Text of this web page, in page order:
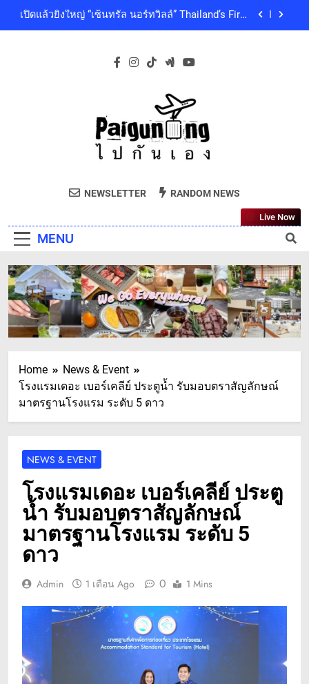
คุณภาพชีวิตของผู้คนทุกเจเนอเรชัน
เซ็นทรัลพัฒนา พร้อมด้วยบริษัทในกลุ่มเซ็นทรัล ร่วม
ถวายความอาลัย และน้อมสำนึกในพระกรุณาธิคุณ
ธิดา เป็นล้นพ้น
โลก ด้วยเทคโนโลยีย่อยสลายทางชีวภาพ “EcoRevo”
เพื่อผู้บริโภคและสิ่งแวดล้อมที่ยั่งยืน
Cold Brew Cool Club Presents ‘นั่งเล่น 10’ เทศกาล
ดนตรีท่ามกลางธรรมชาติบรรยากาศดีที่สุดและสบาย
ที่สุด ปักหมุด 19 ธันวาคมนี้ ที่ทองสมบูรณ์คลับ เขา
เปิดแล้วยิ่งใหญ่ “เซ็นทรัล นอร์ทวิลล์” Thailand’s First
Outdoor-Inspired Indoor Shopping Centre ยกระดับ
คุณภาพชีวิตของผู้คนทุกเจเนอเรชัน
เซ็นทรัลพัฒนา พร้อมด้วยบริษัทในกลุ่มเซ็นทรัล ร่วม
ถวายความอาลัย และน้อมสำนึกในพระกรุณาธิคุณ
ของสมเด็จพระเจ้าลูกเธอ เจ้าฟ้าพัชรกิติยาภา นเรนทิ
เพื่อผู้บริโภคและสิ่งแวดล้อมที่ยั่งยืน
Paiguneng.com
NEWSLETTER RANDOM NEWS
MENU
Live Now
Home
News & Event
โรงแรมเดอะ เบอร์เคลีย์ ประตูน้ำ รับมอบตราสัญลักษณ์
มาตรฐานโรงแรม ระดับ 5 ดาว
NEWS & EVENT
โรงแรมเดอะ เบอร์เคลีย์ ประตู
น้ำ รับมอบตราสัญลักษณ์
มาตรฐานโรงแรม ระดับ 5
ดาว
Admin 1 เดือน Ago 0 1 Mins